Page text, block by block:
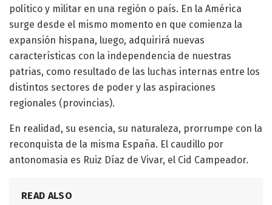
político y militar en una región o país. En la América
surge desde el mismo momento en que comienza la
expansión hispana, luego, adquirirá nuevas
características con la independencia de nuestras
patrias, como resultado de las luchas internas entre los
distintos sectores de poder y las aspiraciones
regionales (provincias).
En realidad, su esencia, su naturaleza, prorrumpe con la
reconquista de la misma España. El caudillo por
antonomasia es Ruiz Díaz de Vivar, el Cid Campeador.
READ ALSO